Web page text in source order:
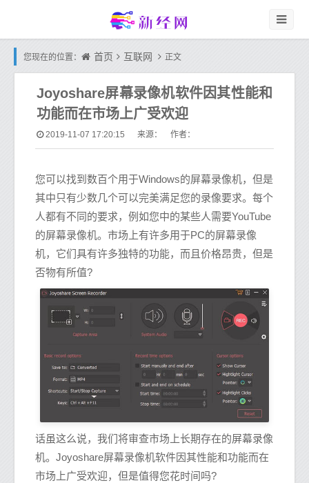
您现在的位置： 首页 互联网 正文
Joyoshare屏幕录像机软件因其性能和
功能而在市场上广受欢迎
2019-11-07 17:20:15 来源： 作者：
您可以找到数百个用于Windows的屏幕录像机，但是
其中只有少数几个可以完美满足您的录像要求。每个
人都有不同的要求，例如您中的某些人需要YouTube
的屏幕录像机。市场上有许多用于PC的屏幕录像
机，它们具有许多独特的功能，而且价格昂贵，但是
否物有所值?
话虽这么说，我们将审查市场上长期存在的屏幕录像
机。Joyoshare屏幕录像机软件因其性能和功能而在
市场上广受欢迎，但是值得您花时间吗?